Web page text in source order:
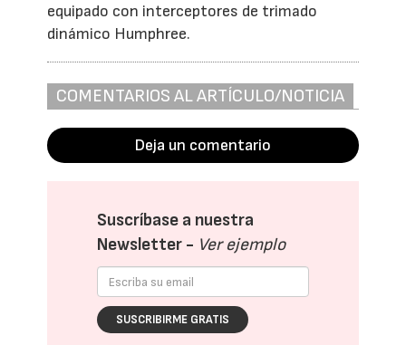
equipado con interceptores de trimado
dinámico Humphree.
COMENTARIOS AL ARTÍCULO/NOTICIA
Deja un comentario
Suscríbase a nuestra
Newsletter - Ver ejemplo
SUSCRIBIRME GRATIS